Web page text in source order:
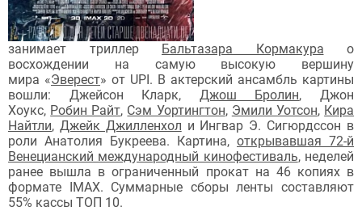
занимает триллер Бальтазара Кормакура о
восхождении на самую высокую вершину
мира «Эверест» от UPI. В актерский ансамбль картины
вошли: Джейсон Кларк, Джош Бролин, Джон
Хоукс, Робин Райт, Сэм Уортингтон, Эмили Уотсон, Кира
Найтли, Джейк Джилленхол и Ингвар Э. Сигюрдссон в
роли Анатолия Букреева. Картина, открывавшая 72-й
Венецианский международный кинофестиваль, неделей
ранее вышла в ограниченный прокат на 46 копиях в
формате IMAX. Суммарные сборы ленты составляют
55% кассы ТОП 10.